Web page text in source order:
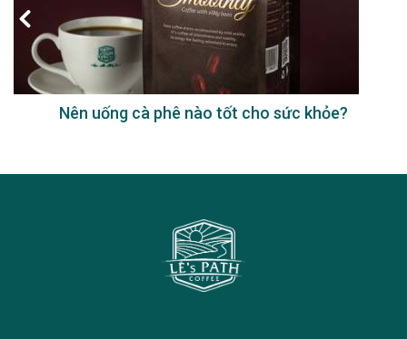
Nên uống cà phê nào tốt cho sức khỏe?